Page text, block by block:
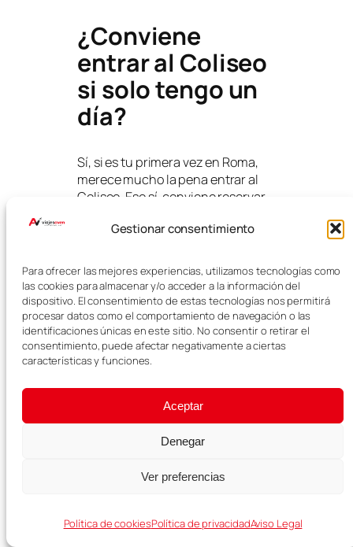
Gestionar consentimiento
Para ofrecer las mejores experiencias, utilizamos tecnologías como
las cookies para almacenar y/o acceder a la información del
dispositivo. El consentimiento de estas tecnologías nos permitirá
procesar datos como el comportamiento de navegación o las
identificaciones únicas en este sitio. No consentir o retirar el
consentimiento, puede afectar negativamente a ciertas
características y funciones.
Aceptar
Denegar
Ver preferencias
Política de cookiesPolítica de privacidadAviso Legal
¿Conviene
entrar al Coliseo
si solo tengo un
día?
Sí, si es tu primera vez en Roma,
merece mucho la pena entrar al
Coliseo. Eso sí, conviene reservar
perder tiempo en colas.
¿Dónde alojarse
para visitar
Roma en 1 día?
es alojarse en una zona céntrica
como Panteón, Piazza Navona,
Trevi, Campo de’ Fiori, Trastevere o
cerca del Coliseo. Así podrás
mejor el tiempo.
¿Es mejor Roma